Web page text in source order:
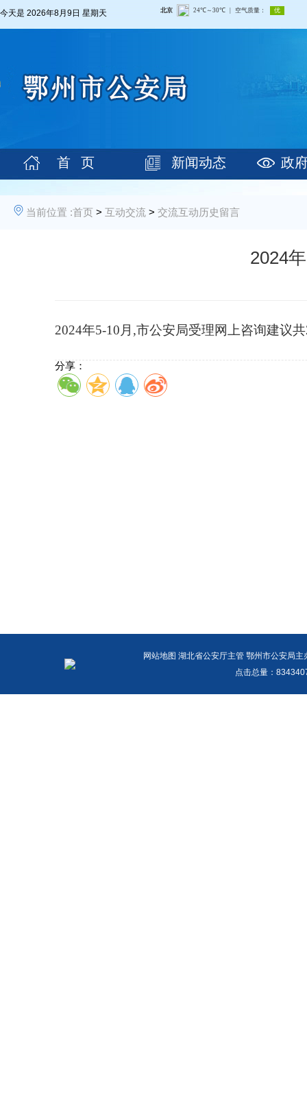
今天是 2026年8月9日 星期天
首 页 新闻动态 政
当前位置 :首页 > 互动交流 > 交流互动历史留言
2024
2024年5-10月,市公安局受理网上咨询建议
分享：
网站地图 湖北省公安厅主管 鄂州市公安局
点击总量：